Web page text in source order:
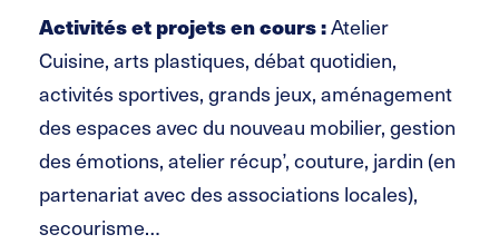
Activités et projets en cours :Atelier
Cuisine, arts plastiques, débat quotidien,
activités sportives, grands jeux, aménagement
des espaces avec du nouveau mobilier, gestion
des émotions, atelier récup’, couture, jardin (en
partenariat avec des associations locales),
secourisme…